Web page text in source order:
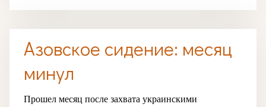
Азовское сидение: месяц
минул
Прошел месяц после захвата украинскими